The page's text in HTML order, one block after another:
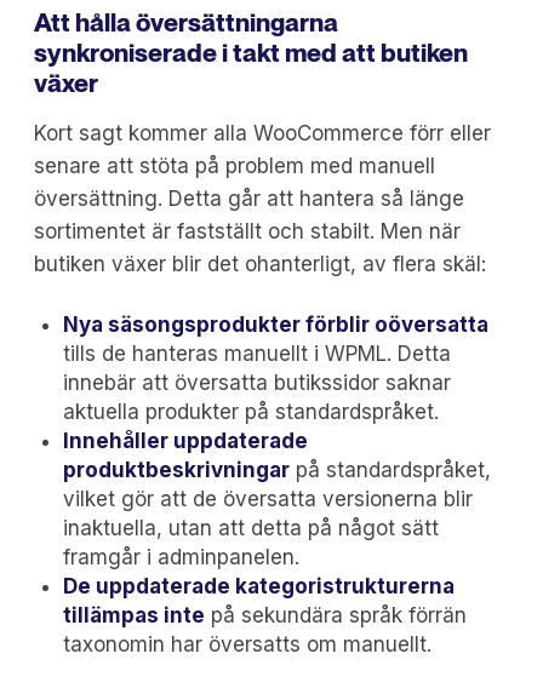
Att hålla översättningarna
synkroniserade i takt med att butiken
växer
Kort sagt kommer alla WooCommerce förr eller
senare att stöta på problem med manuell
översättning. Detta går att hantera så länge
sortimentet är fastställt och stabilt. Men när
butiken växer blir det ohanterligt, av flera skäl:
Nya säsongsprodukter förblir oöversatta
tills de hanteras manuellt i WPML. Detta
innebär att översatta butikssidor saknar
aktuella produkter på standardspråket.
Innehåller uppdaterade
produktbeskrivningar på standardspråket,
vilket gör att de översatta versionerna blir
inaktuella, utan att detta på något sätt
framgår i adminpanelen.
De uppdaterade kategoristrukturerna
tillämpas inte på sekundära språk förrän
taxonomin har översatts om manuellt.